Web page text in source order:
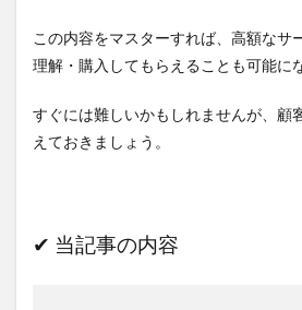
この内容をマスターすれば、高額なサ
理解・購入してもらえることも可能に
すぐには難しいかもしれませんが、顧
えておきましょう。
✔︎ 当記事の内容